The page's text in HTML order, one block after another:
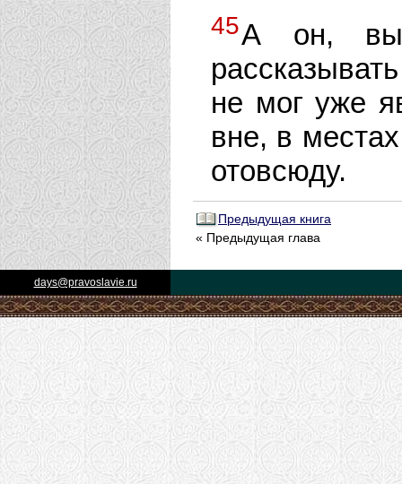
45А он,
не мог уже
вне, в
отовсюду.
Предыдущая книга
« Предыдущая глава
days@pravoslavie.ru